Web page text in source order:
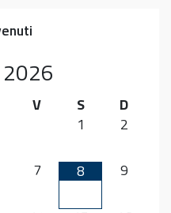
2026
V S
D
1
2
7 8 9